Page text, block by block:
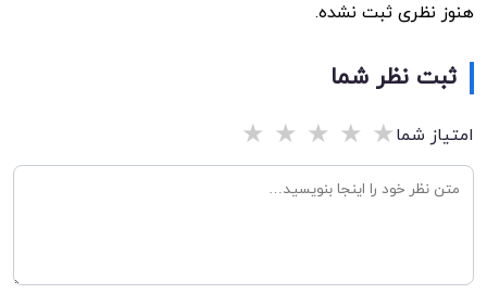
هنوز نظری ثبت نشده.
ثبت نظر شما
امتیاز شما★
★
★
★
★